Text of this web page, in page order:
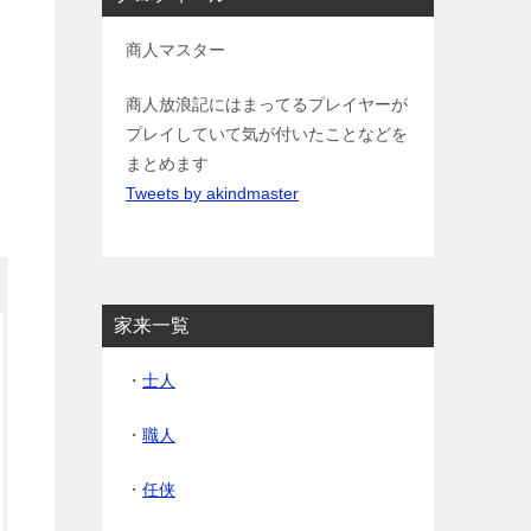
商人マスター
商人放浪記にはまってるプレイヤーが
プレイしていて気が付いたことなどを
まとめます
Tweets by akindmaster
家来一覧
・ 士人
・ 職人
・ 任侠